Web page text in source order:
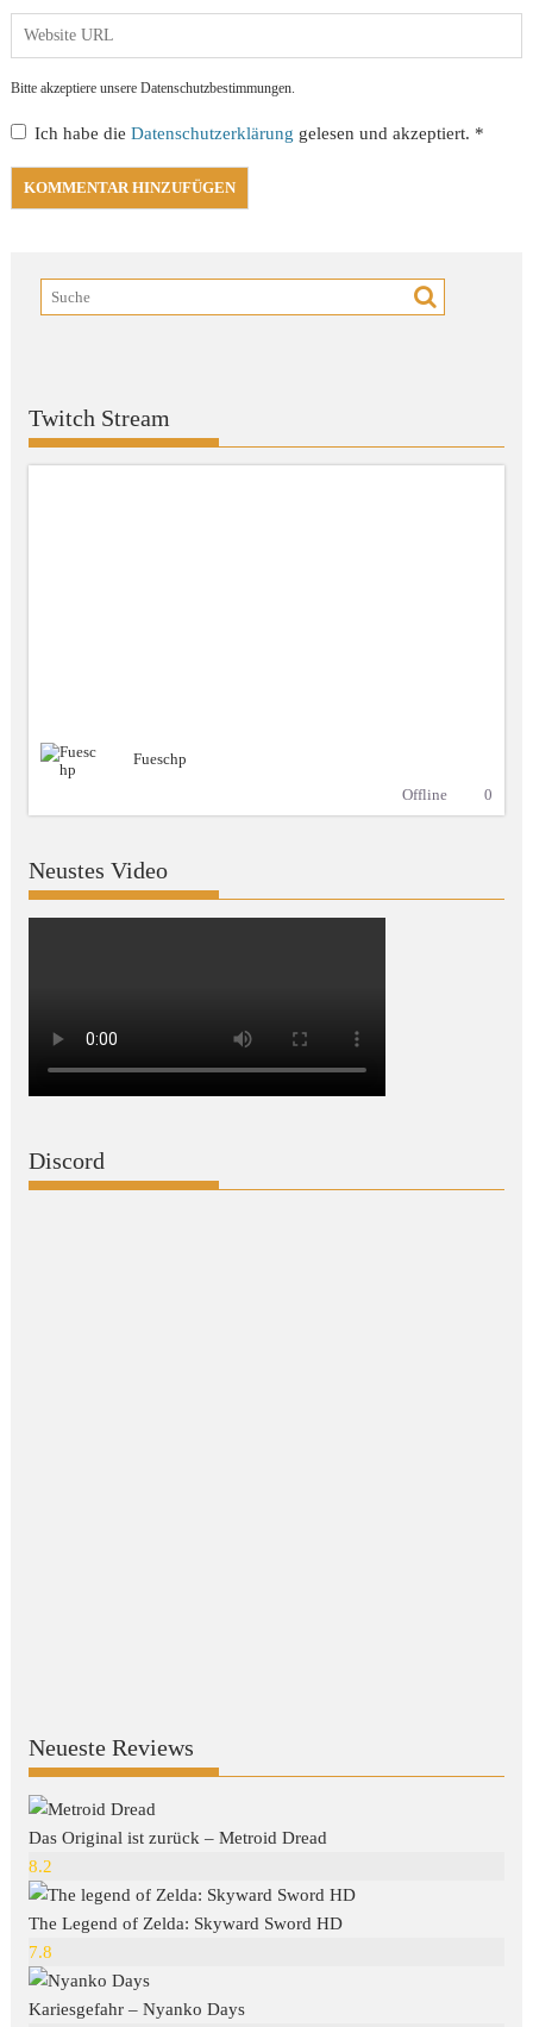
Bitte akzeptiere unsere Datenschutzbestimmungen.
Ich habe dieDatenschutzerklärung gelesen und akzeptiert. *
Twitch Stream
Fueschp
Offline
0
Neustes Video
Discord
Neueste Reviews
Das Original ist zurück – Metroid Dread
8.2
The Legend of Zelda: Skyward Sword HD
7.8
Kariesgefahr – Nyanko Days